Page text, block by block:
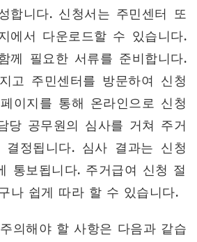
합니다. 신청서는 주민센터 또
에서 다운로드할 수 있습니다.
께 필요한 서류를 준비합니다.
고 주민센터를 방문하여 신청
이지를 통해 온라인으로 신청
당 공무원의 심사를 거쳐 주거
정됩니다. 심사 결과는 신청
통보됩니다. 주거급여 신청 절
나 쉽게 따라 할 수 있습니다.
의해야 할 사항은 다음과 같습